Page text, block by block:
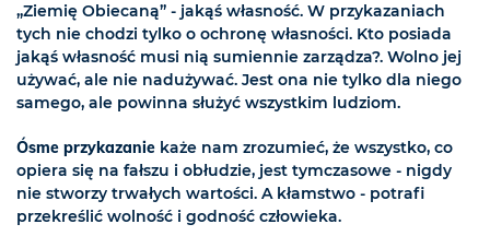
„Ziemię Obiecaną” - jakąś własność. W przykazaniach
tych nie chodzi tylko o ochronę własności. Kto posiada
jakąś własność musi nią sumiennie zarządza?. Wolno jej
używać, ale nie nadużywać. Jest ona nie tylko dla niego
samego, ale powinna służyć wszystkim ludziom.
Ósme przykazanie każe nam zrozumieć, że wszystko, co
opiera się na fałszu i obłudzie, jest tymczasowe - nigdy
nie stworzy trwałych wartości. A kłamstwo - potrafi
przekreślić wolność i godność człowieka.